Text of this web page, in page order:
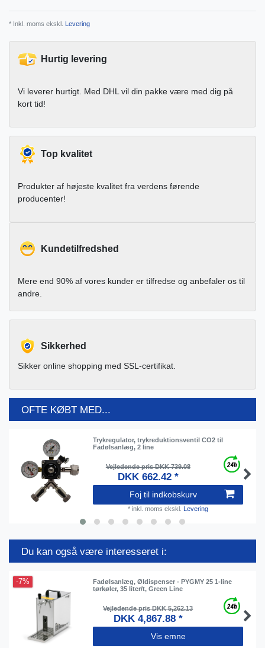
* Inkl. moms ekskl. Levering
Hurtig levering
Vi leverer hurtigt. Med DHL vil din pakke være med dig på
kort tid!
Top kvalitet
Produkter af højeste kvalitet fra verdens førende
producenter!
Kundetilfredshed
Mere end 90% af vores kunder er tilfredse og anbefaler os til
andre.
Sikkerhed
Sikker online shopping med SSL-certifikat.
OFTE KØBT MED...
Trykregulator, trykreduktionsventil CO2 til
Fadølsanlæg, 2 line
Vejledende pris DKK 739.08
DKK 662.42 *
Foj til indkobskurv
* inkl. moms ekskl. Levering
Du kan også være interesseret i:
-7%
Fadølsanlæg, Øldispenser - PYGMY 25 1-line
tørkøler, 35 liter/t, Green Line
Vejledende pris DKK 5,262.13
DKK 4,867.88 *
Vis emne